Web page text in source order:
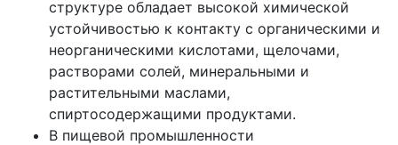
структуре обладает высокой химической
устойчивостью к контакту с органическими и
неорганическими кислотами, щелочами,
растворами солей, минеральными и
растительными маслами,
спиртосодержащими продуктами.
В пищевой промышленности